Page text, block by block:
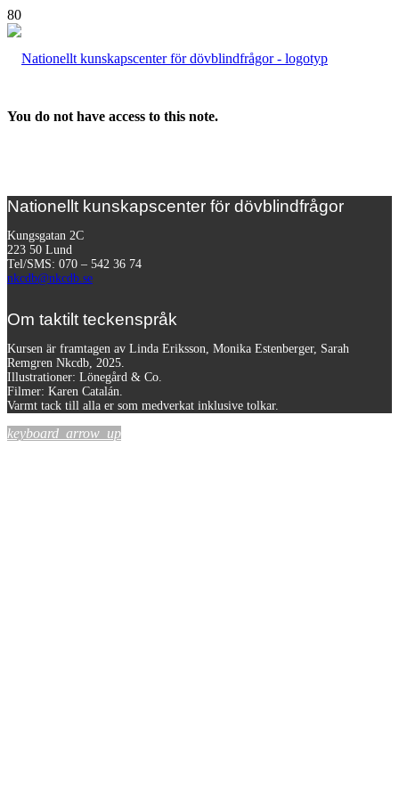
You do not have access to this note.
Nationellt kunskapscenter för dövblindfrågor
Kungsgatan 2C
223 50 Lund
Tel/SMS: 070 – 542 36 74
nkcdb@nkcdb.se
Om taktilt teckenspråk
Kursen är framtagen av Linda Eriksson, Monika Estenberger, Sarah
Remgren Nkcdb, 2025.
Illustrationer: Lönegård & Co.
Filmer: Karen Catalán.
Varmt tack till alla er som medverkat inklusive tolkar.
keyboard_arrow_up